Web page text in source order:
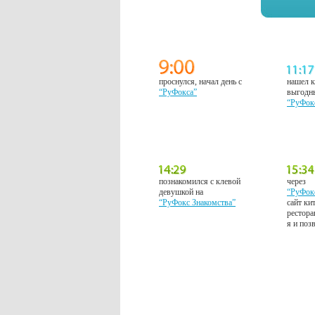
проснулся, начал день с
“РуФокса”
нашел
познакомился с клевой
девушкой на
“РуФокс Знакомства”
через
сайт
я и